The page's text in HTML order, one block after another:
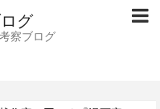
グ
察ブログ